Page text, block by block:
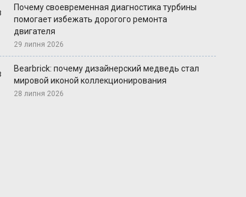
Почему своевременная диагностика турбины
помогает избежать дорогого ремонта
двигателя
29 липня 2026
Bearbrick: почему дизайнерский медведь стал
мировой иконой коллекционирования
28 липня 2026